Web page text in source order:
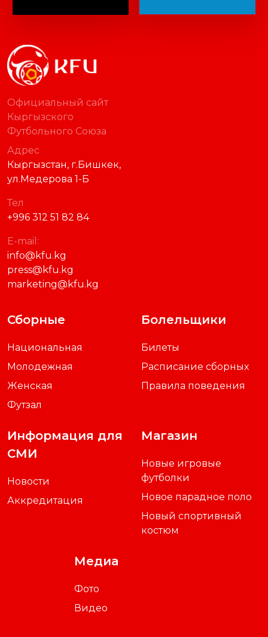
Официальный сайт
Кыргызского
Футбольного Союза
Адрес
Кыргызстан, г.Бишкек,
ул.Медерова 1-Б
Тел
+996 312 51 82 84
E-mail:
info@kfu.kg
press@kfu.kg
marketing@kfu.kg
Сборные
Национальная
Молодежная
Женская
Футзал
Болельщики
Билеты
Расписание сборных
Правила поведения
Информация для
СМИ
Новости
Аккредитация
Магазин
Новые игровые
футболки
Новое парадное поло
Новый спортивный
костюм
Медиа
Фото
Видео